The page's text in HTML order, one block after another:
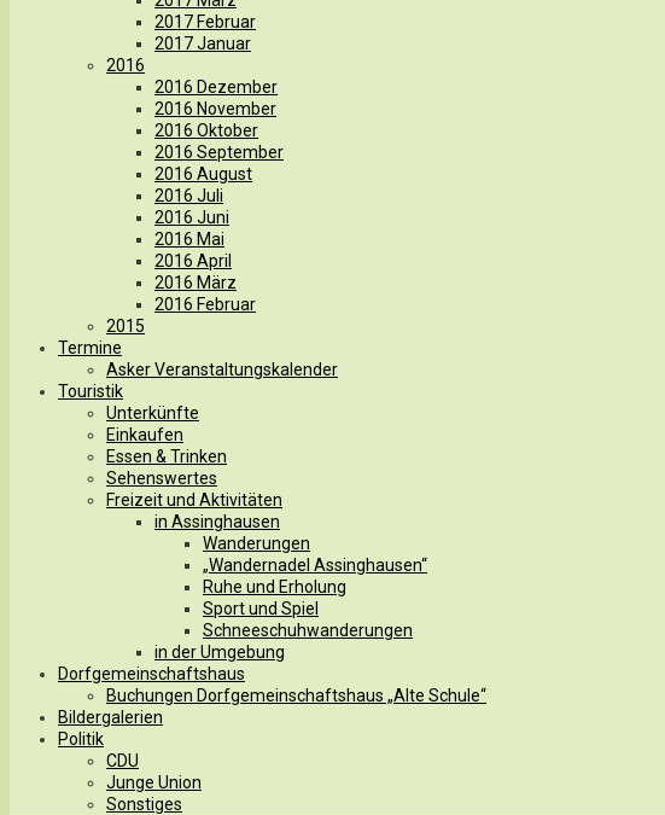
2017 Februar
2017 Januar
2016
2016 Dezember
2016 November
2016 Oktober
2016 September
2016 August
2016 Juli
2016 Juni
2016 Mai
2016 April
2016 März
2016 Februar
2015
Termine
Asker Veranstaltungskalender
Touristik
Unterkünfte
Einkaufen
Essen & Trinken
Sehenswertes
Freizeit und Aktivitäten
in Assinghausen
Wanderungen
„Wandernadel Assinghausen“
Ruhe und Erholung
Sport und Spiel
Schneeschuhwanderungen
in der Umgebung
Dorfgemeinschaftshaus
Buchungen Dorfgemeinschaftshaus „Alte Schule“
Bildergalerien
Politik
CDU
Junge Union
Sonstiges